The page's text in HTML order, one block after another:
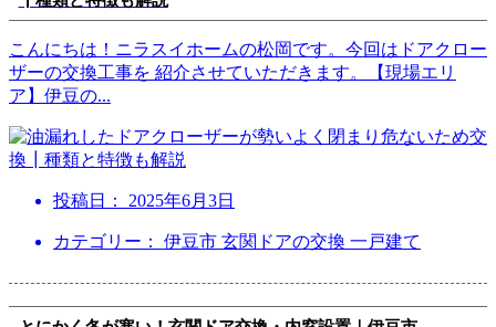
こんにちは！ニラスイホームの松岡です。今回はドアクロー
ザーの交換工事を 紹介させていただきます。【現場エリ
ア】伊豆の...
投稿日： 2025年6月3日
カテゴリー： 伊豆市 玄関ドアの交換 一戸建て